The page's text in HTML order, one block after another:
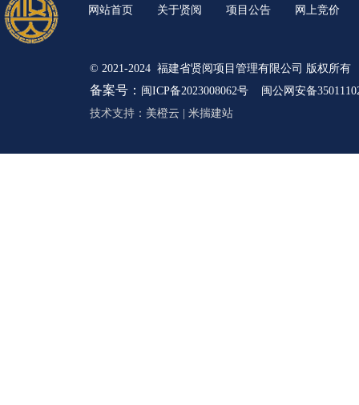
© 2021-2024 福建省贤阅项目管理有限公司 版权所有
备案号： 闽ICP备2023008062号
闽公网安备
技术支持： 美橙云 米揣建站
网站首页 关于贤阅 项目公告 网上竞价